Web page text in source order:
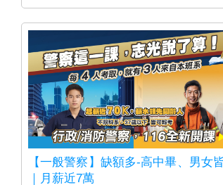
【一般警察】缺額多-高中畢、男女
｜月薪近7萬